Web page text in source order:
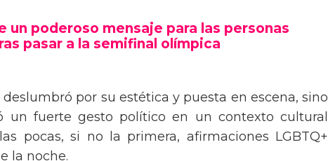
un poderoso mensaje para las personas
pasar a la semifinal olímpica
por su estética y puesta en escena, sino
un fuerte gesto político en un contexto cultural
pocas, si no la primera, afirmaciones LGBTQ+
la noche.